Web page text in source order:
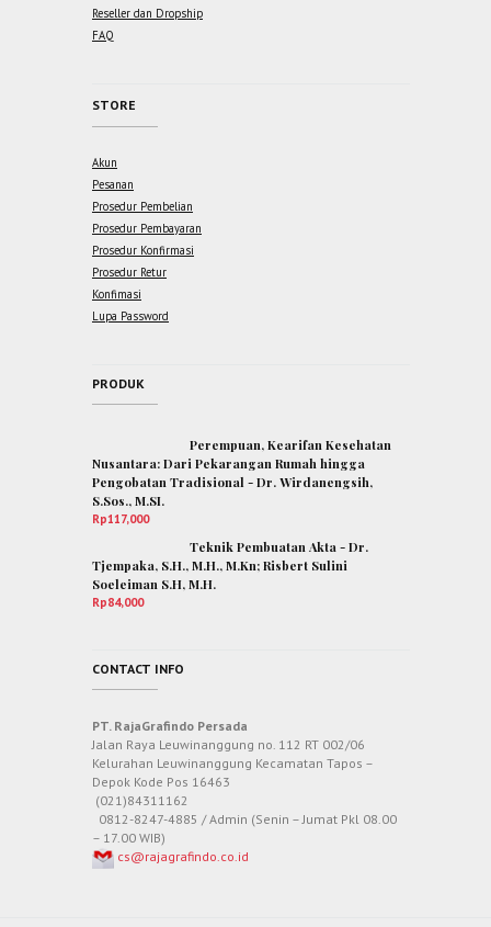
Reseller dan Dropship
FAQ
STORE
Akun
Pesanan
Prosedur Pembelian
Prosedur Pembayaran
Prosedur Konfirmasi
Prosedur Retur
Konfimasi
Lupa Password
PRODUK
Perempuan, Kearifan Kesehatan
Nusantara: Dari Pekarangan Rumah hingga
Pengobatan Tradisional - Dr. Wirdanengsih,
S.Sos., M.SI.
Rp117,000
Teknik Pembuatan Akta - Dr.
Tjempaka, S.H., M.H., M.Kn; Risbert Sulini
Soeleiman S.H, M.H.
Rp84,000
CONTACT INFO
PT. RajaGrafindo Persada
Jalan Raya Leuwinanggung no. 112 RT 002/06
Kelurahan Leuwinanggung Kecamatan Tapos –
Depok Kode Pos 16463
(021)84311162
0812-8247-4885 / Admin (Senin – Jumat Pkl 08.00
– 17.00 WIB)
cs@rajagrafindo.co.id